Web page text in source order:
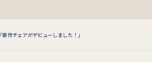
「新作チェアがデビューしました！」